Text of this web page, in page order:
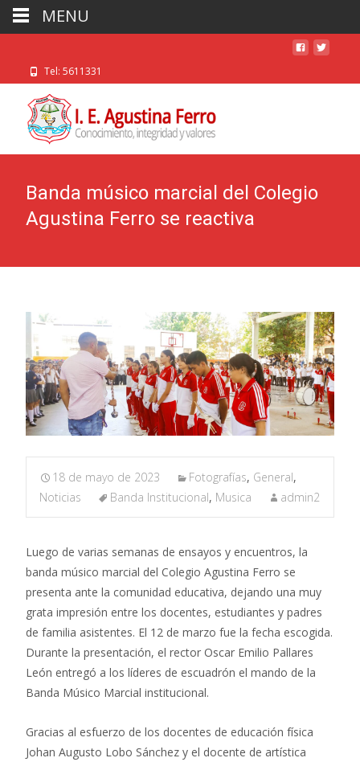
Tel: 5611331
Banda músico marcial del Colegio
Agustina Ferro se reactiva
18 de mayo de 2023 Fotografías, General,
Noticias
Banda Institucional, Musica admin2
Luego de varias semanas de ensayos y encuentros, la
banda músico marcial del Colegio Agustina Ferro se
presenta ante la comunidad educativa, dejando una muy
grata impresión entre los docentes, estudiantes y padres
de familia asistentes. El 12 de marzo fue la fecha escogida.
Durante la presentación, el rector Oscar Emilio Pallares
León entregó a los líderes de escuadrón el mando de la
Banda Músico Marcial institucional.
Gracias al esfuerzo de los docentes de educación física
Johan Augusto Lobo Sánchez y el docente de artística
MENU